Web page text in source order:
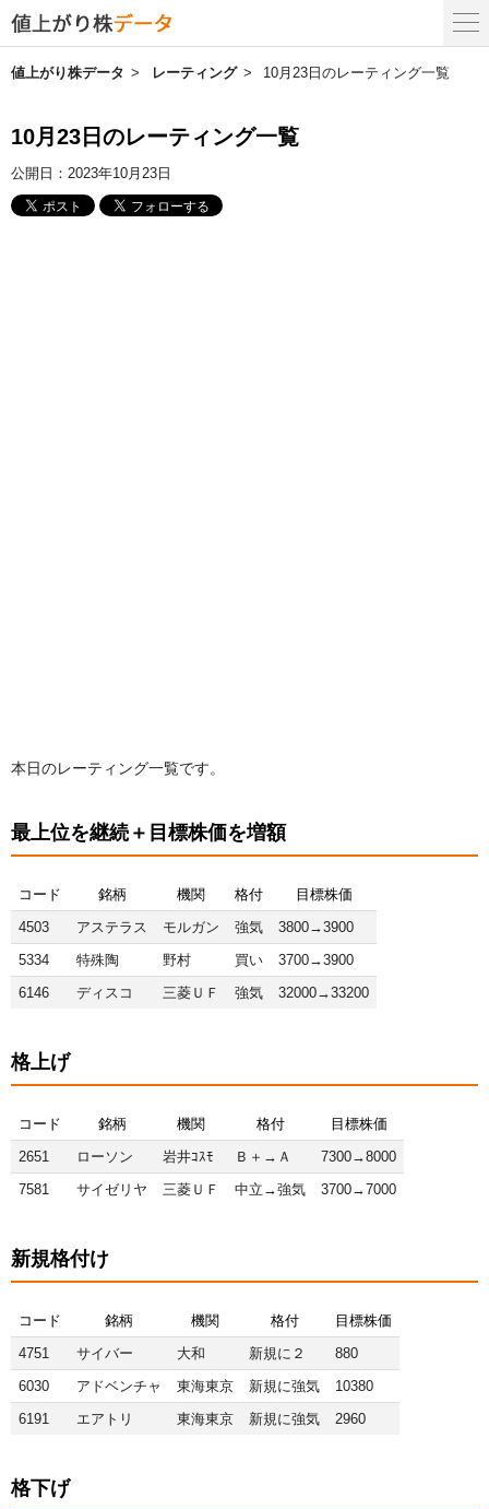
値上がり株データ レーティング 10月23日のレーティング一覧
10月23日のレーティング一覧
公開日： 2023年10月23日
本日のレーティング一覧です。
最上位を継続＋目標株価を増額
コード 銘柄 機関 格付
目標株価
4503
アステラス モルガン 強気
3800→3900
5334
特殊陶 野村 買い
3700→3900
6146
ディスコ 三菱ＵＦ 強気 32000→33200
格上げ
コード 銘柄 機関 格付
目標株価
2651
ローソン 岩井ｺｽﾓ Ｂ＋→Ａ
7300→8000
7581
サイゼリヤ 三菱ＵＦ 中立→強気 3700→7000
新規格付け
コード 銘柄 機関 格付
目標株価
4751
サイバー 大和 新規に２
880
6030
アドベンチャ 東海東京 新規に強気
10380
6191
エアトリ 東海東京 新規に強気 2960
格下げ